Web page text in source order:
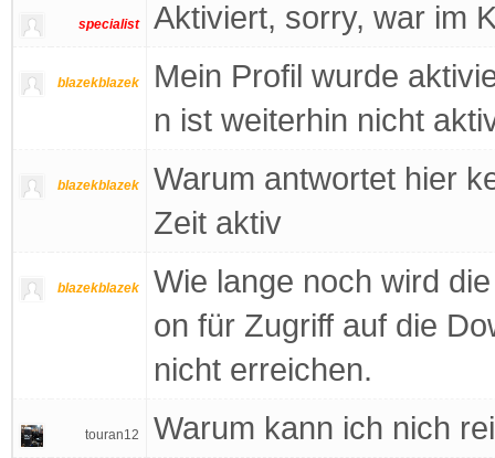
specialist Aktiviert, sorry, war im
blazekblazek
Mein Profil wurde
n ist weiterhin nicht
blazekblazek
Warum antwortet hier
Zeit aktiv
blazekblazek
Wie lange noch wird
on für Zugriff auf die
nicht erreichen.
touran12 Warum kann ich nich